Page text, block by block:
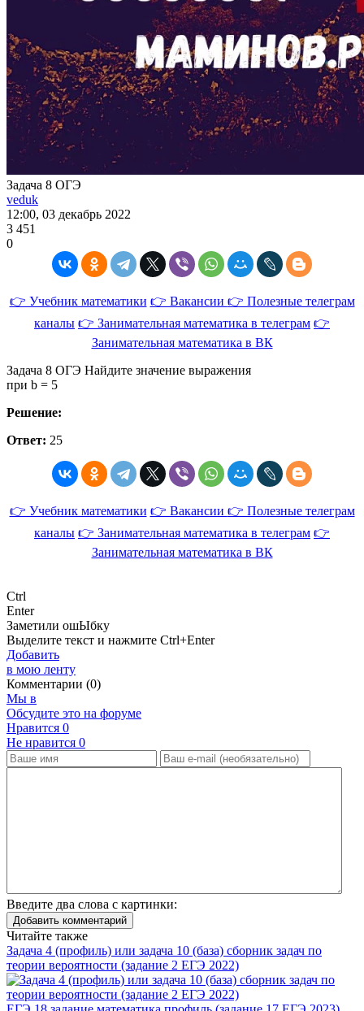
Задача 8 ОГЭ
veduk
12:00, 03 декабрь 2022
3 451
0
👉 Учебник математики 👉 Вакансии 👉 Полезные телеграм
каналы 👉 Занимательная математика в телеграм 👉
Занимательная математика в ВК
Задача 8 ОГЭ Найдите значение выражения
при b = 5
Решение:
Ответ: 25
👉 Учебник математики 👉 Вакансии 👉 Полезные телеграм
каналы 👉 Занимательная математика в телеграм 👉
Занимательная математика в ВК
Ctrl
Enter
Заметили ошЫбку
Выделите текст и нажмите Ctrl+Enter
Добавить
в мою ленту
Комментарии (0)
Мы в
Обсудите это на форуме
Нравится 0
Не нравится 0
Введите два слова с картинки:
Добавить комментарий
Читайте также
Задача 4 (профиль) или задача 10 (база) сборник задач по
теории вероятности (задание 2 ЕГЭ 2022)